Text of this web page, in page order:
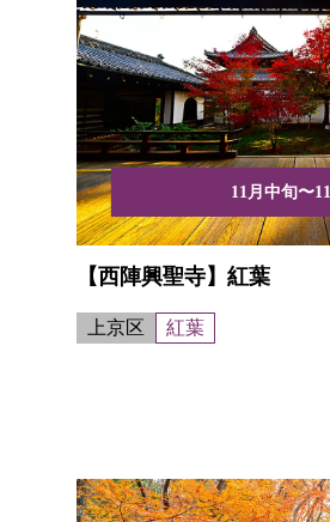
11月中旬〜
【西陣興聖寺】紅葉
上京区 紅葉